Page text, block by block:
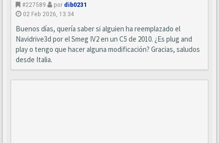
#227589 por dib0231
02 Feb 2026, 13:34
Buenos días, quería saber si alguien ha reemplazado el
Navidrive3d por el Smeg IV2 en un C5 de 2010. ¿Es plug and
play o tengo que hacer alguna modificación? Gracias, saludos
desde Italia.